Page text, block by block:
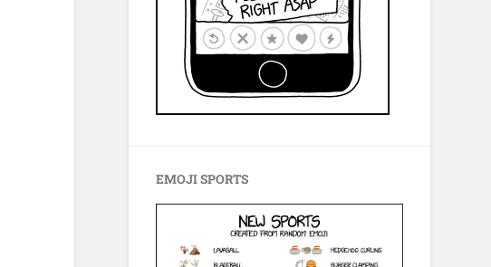
EMOJI SPORTS